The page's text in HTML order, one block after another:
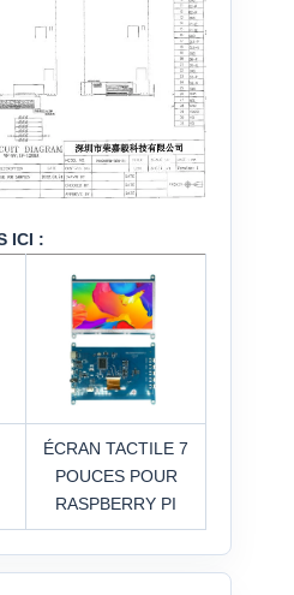
ICI :
ÉCRAN TACTILE 7
POUCES POUR
RASPBERRY PI